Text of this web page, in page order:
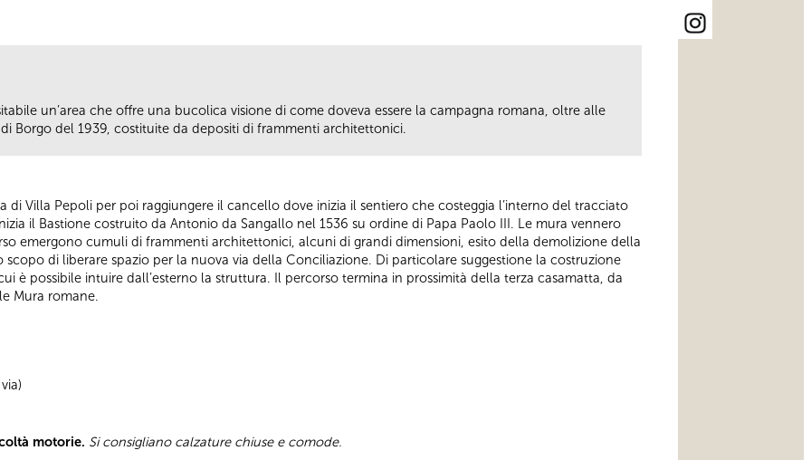
un’area che offre una bucolica visione di come doveva essere la campagna romana, oltre alle
Borgo del 1939, costituite da depositi di frammenti architettonici.
di Villa Pepoli per poi raggiungere il cancello dove inizia il sentiero che costeggia l’interno del tracciato
il Bastione costruito da Antonio da Sangallo nel 1536 su ordine di Papa Paolo III. Le mura vennero
emergono cumuli di frammenti architettonici, alcuni di grandi dimensioni, esito della demolizione della
di liberare spazio per la nuova via della Conciliazione. Di particolare suggestione la costruzione
è possibile intuire dall’esterno la struttura. Il percorso termina in prossimità della terza casamatta, da
Mura romane.
motorie. Si consigliano calzature chiuse e comode.